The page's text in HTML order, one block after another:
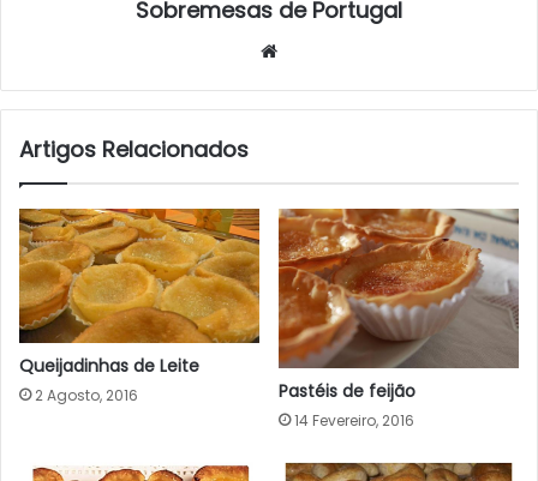
Sobremesas de Portugal
Artigos Relacionados
Queijadinhas de Leite
2 Agosto, 2016 Pastéis de feijão
14 Fevereiro, 2016